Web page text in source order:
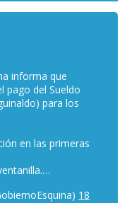
informa que
pago del Sueldo
para los
en las primeras
18